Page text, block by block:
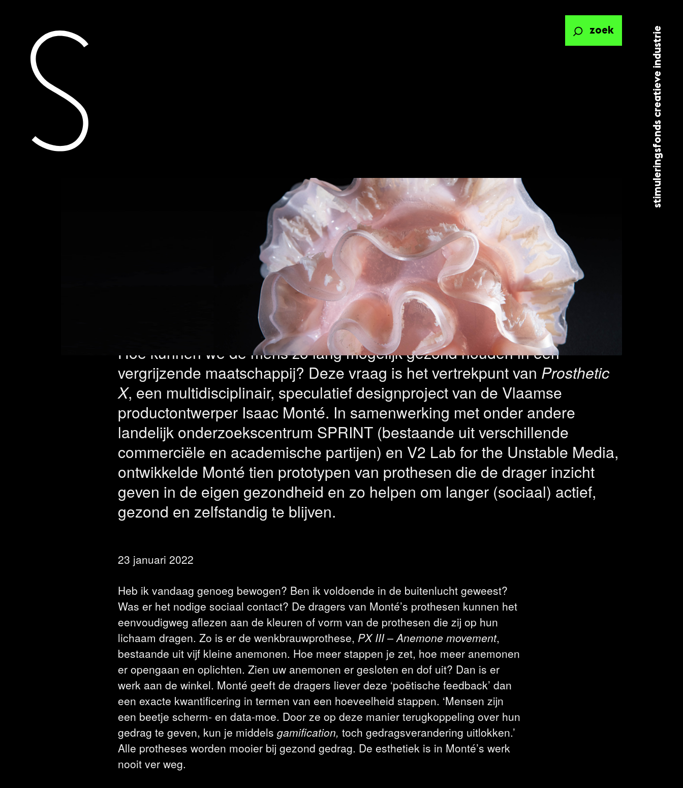
stimuleringsfonds creatieve industrie
zoek
prosthetic x gamification voor gezondheidswinst
Prosthetic X: Gamification
voor gezondheidswinst
Hoe kunnen we de mens zo lang mogelijk gezond houden in een
vergrijzende maatschappij? Deze vraag is het vertrekpunt van Prosthetic
X, een multidisciplinair, speculatief designproject van de Vlaamse
productontwerper Isaac Monté. In samenwerking met onder andere
landelijk onderzoekscentrum SPRINT (bestaande uit verschillende
commerciële en academische partijen) en V2 Lab for the Unstable Media,
ontwikkelde Monté tien prototypen van prothesen die de drager inzicht
geven in de eigen gezondheid en zo helpen om langer (sociaal) actief,
gezond en zelfstandig te blijven.
23 januari 2022
Heb ik vandaag genoeg bewogen? Ben ik voldoende in de buitenlucht geweest?
Was er het nodige sociaal contact? De dragers van Monté’s prothesen kunnen het
eenvoudigweg aflezen aan de kleuren of vorm van de prothesen die zij op hun
lichaam dragen. Zo is er de wenkbrauwprothese, PX III – Anemone movement,
bestaande uit vijf kleine anemonen. Hoe meer stappen je zet, hoe meer anemonen
er opengaan en oplichten. Zien uw anemonen er gesloten en dof uit? Dan is er
werk aan de winkel. Monté geeft de dragers liever deze ‘poëtische feedback’ dan
een exacte kwantificering in termen van een hoeveelheid stappen. ‘Mensen zijn
een beetje scherm- en data-moe. Door ze op deze manier terugkoppeling over hun
gedrag te geven, kun je middels gamification, toch gedragsverandering uitlokken.’
Alle protheses worden mooier bij gezond gedrag. De esthetiek is in Monté’s werk
nooit ver weg.